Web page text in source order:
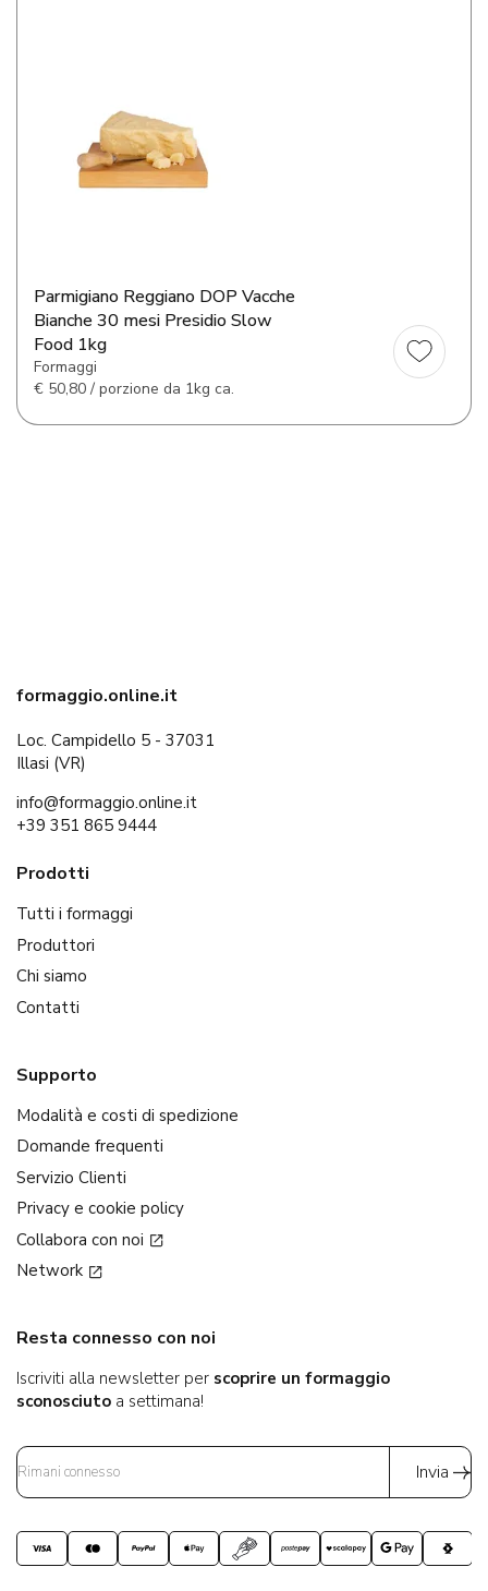
Parmigiano Reggiano DOP Vacche
Bianche 30 mesi Presidio Slow
Food 1kg
Formaggi
€ 50,80 / porzione da 1kg ca.
formaggio.online.it
Loc. Campidello 5 - 37031
Illasi (VR)
info@formaggio.online.it
+39 351 865 9444
Prodotti
Tutti i formaggi
Produttori
Chi siamo
Contatti
Supporto
Modalità e costi di spedizione
Domande frequenti
Servizio Clienti
Privacy e cookie policy
Collabora con noi
Network
Resta connesso con noi
Iscriviti alla newsletter per scoprire un formaggio
sconosciuto a settimana!
Invia